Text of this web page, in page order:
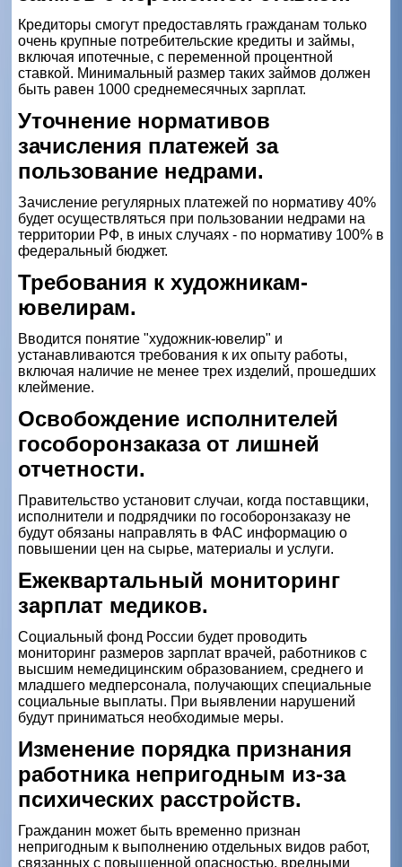
Кредиторы смогут предоставлять гражданам только
очень крупные потребительские кредиты и займы,
включая ипотечные, с переменной процентной
ставкой. Минимальный размер таких займов должен
быть равен 1000 среднемесячных зарплат.
Уточнение нормативов
зачисления платежей за
пользование недрами.
Зачисление регулярных платежей по нормативу 40%
будет осуществляться при пользовании недрами на
территории РФ, в иных случаях - по нормативу 100% в
федеральный бюджет.
Требования к художникам-
ювелирам.
Вводится понятие "художник-ювелир" и
устанавливаются требования к их опыту работы,
включая наличие не менее трех изделий, прошедших
клеймение.
Освобождение исполнителей
гособоронзаказа от лишней
отчетности.
Правительство установит случаи, когда поставщики,
исполнители и подрядчики по гособоронзаказу не
будут обязаны направлять в ФАС информацию о
повышении цен на сырье, материалы и услуги.
Ежеквартальный мониторинг
зарплат медиков.
Социальный фонд России будет проводить
мониторинг размеров зарплат врачей, работников с
высшим немедицинским образованием, среднего и
младшего медперсонала, получающих специальные
социальные выплаты. При выявлении нарушений
будут приниматься необходимые меры.
Изменение порядка признания
работника непригодным из-за
психических расстройств.
Гражданин может быть временно признан
непригодным к выполнению отдельных видов работ,
связанных с повышенной опасностью, вредными